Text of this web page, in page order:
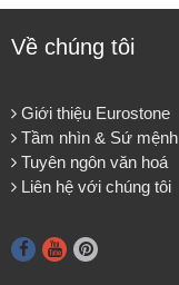
Về chúng tôi
Giới thiệu Eurostone
Tầm nhìn & Sứ mệnh
Tuyên ngôn văn hoá
Liên hệ với chúng tôi